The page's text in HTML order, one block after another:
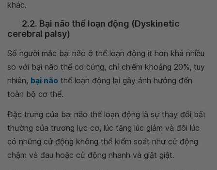
khác.
2.2. Bại não thể loạn động (Dyskinetic
cerebral palsy)
Số người mắc bại não ở thể loạn động ít hơn khá nhiều
so với bại não thể co cứng, chỉ chiếm khoảng 20%, tuy
nhiên, bại não thể loạn động lại gây ảnh hưởng đến
toàn bộ cơ thể.
Đặc trưng của bại não thể loạn động là sự thay đổi bất
thường của trương lực cơ, lúc tăng lúc giảm và đôi lúc
có những cử động không thể kiểm soát như cử động
chậm và đau hoặc cử động nhanh và giật giật.